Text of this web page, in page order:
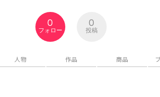
0
フォロー
0
投稿
人物 作品 商品